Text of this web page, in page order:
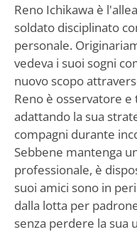
Reno Ichikawa è
soldato disciplinato
personale.
vedeva i suoi sogni
nuovo scopo
Reno è osservatore
adattando la sua
compagni durante
Sebbene mantenga
professionale, è
suoi amici sono in
dalla lotta per
senza perdere la sua